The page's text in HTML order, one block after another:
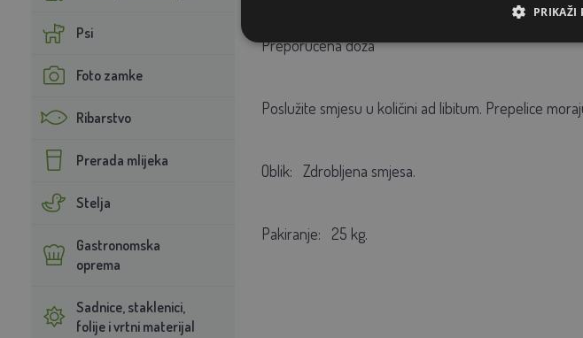
Psi
Foto zamke
Ribarstvo
Prerada mlijeka
Stelja
Gastronomska
oprema
Sadnice, staklenici,
folije i vrtni materijal
Preporučena doza
Poslužite smjesu u količini ad libitum. Prepelice
Oblik: Zdrobljena smjesa.
Pakiranje: 25 kg.
PRIKAŽI